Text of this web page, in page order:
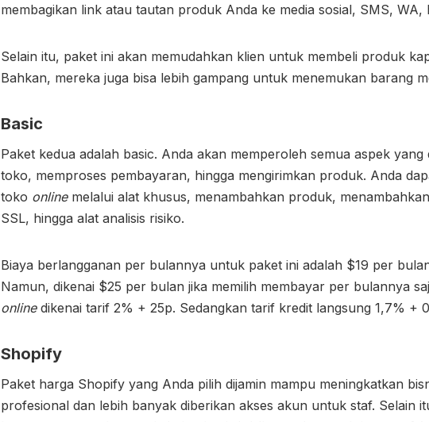
membagikan link atau tautan produk Anda ke media sosial, SMS, WA,
Selain itu, paket ini akan memudahkan klien untuk membeli produk
Bahkan, mereka juga bisa lebih gampang untuk menemukan barang
Basic
Paket kedua adalah basic. Anda akan memperoleh semua aspek
toko, memproses pembayaran, hingga mengirimkan produk. Anda
toko online melalui alat khusus, menambahkan produk,
SSL, hingga alat analisis risiko.
Biaya berlangganan per bulannya untuk paket ini adalah $19 per
Namun, dikenai $25 per bulan jika memilih membayar per bulannya
online dikenai tarif 2% + 25p. Sedangkan tarif kredit langsung 1,7% +
Shopify
Paket harga Shopify yang Anda pilih dijamin mampu meningkatkan
profesional dan lebih banyak diberikan akses akun untuk staf. Selain